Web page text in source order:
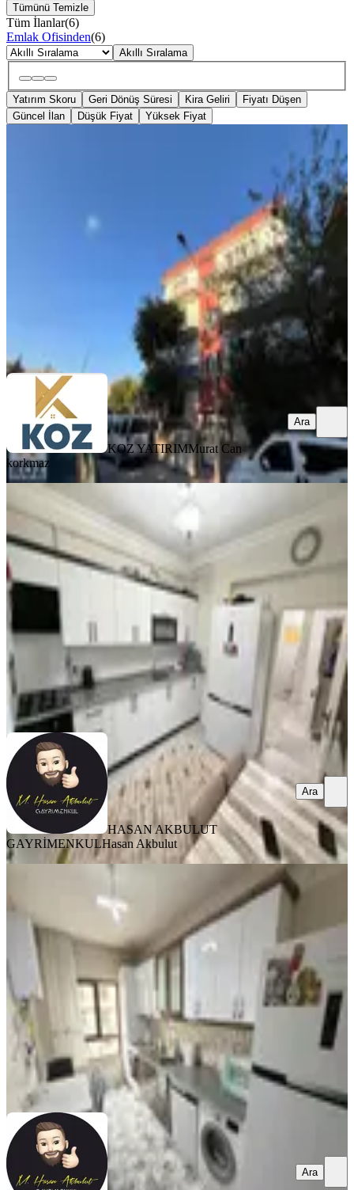
Tümünü Temizle
Tüm İlanlar(6)
Emlak Ofisinden(6)
Akıllı Sıralama
Yatırım Skoru Geri Dönüş Süresi Kira Geliri
Fiyatı Düşen
Güncel İlan
Düşük Fiyat Yüksek Fiyat
06.07.2026
Murat Can korkmaz
Ara
KOZ YATIRIMMurat Can
korkmaz
Ara
BALKONLU
%
Hasan Akbulut'dan Fırat
Mahallesinde 2+1 Arakat Yapılı Daire
Battalgazi, Fırat Mahallesi
3+1·105 m²·2. Kat 16.05.2026
2.700.000 ₺2.750.000 ₺
HASAN AKBULUT GAYRİMENKUL
Ara
HASAN AKBULUT
GAYRİMENKULHasan Akbulut
Ara
Hasan Akbulut'dan İnderesi Toki'de
3+1 Yapılı Daire
Battalgazi, Fırat Mahallesi
·137 m²· 08.05.2026
2.470.000 ₺
HASAN AKBULUT GAYRİMENKULHasan Akbulut
Ara
Ara